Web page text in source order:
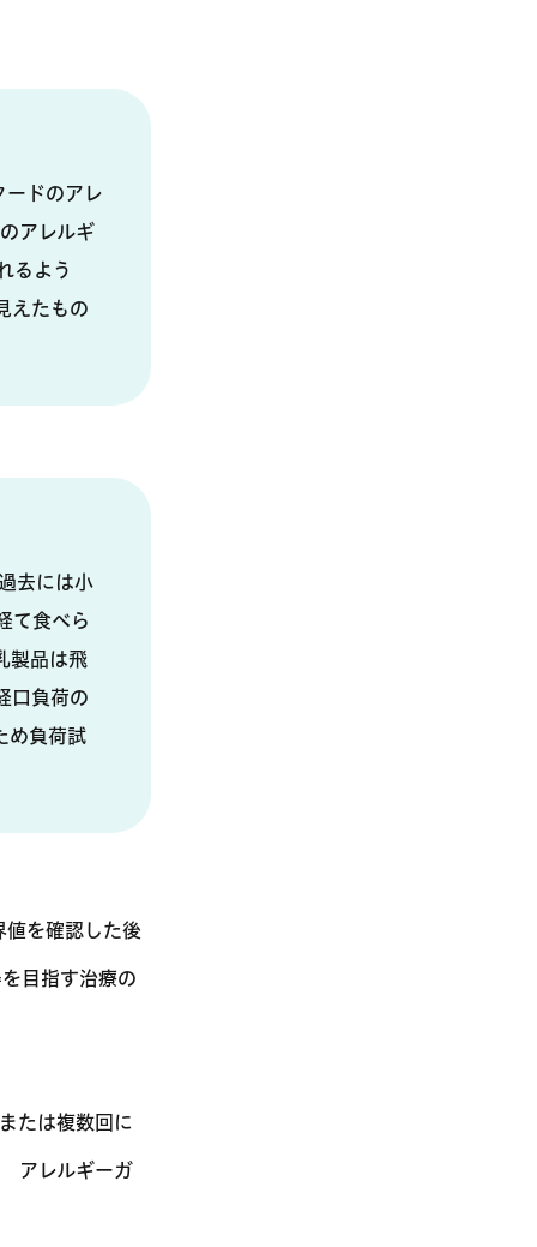
ードのアレ
アレルギ
るよう
えたもの
去には小
て食べら
製品は飛
口負荷の
め負荷試
を確認した後
目指す治療の
たは複数回に
アレルギーガ